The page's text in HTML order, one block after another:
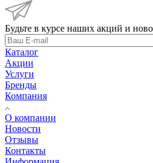
Будьте в курсе наших акций и
Каталог
Акции
Услуги
Бренды
Компания
О компании
Новости
Отзывы
Контакты